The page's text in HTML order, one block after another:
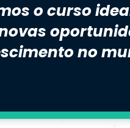
o curso
no